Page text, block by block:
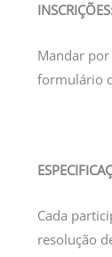
Mandar
formulário
Cada
resolução